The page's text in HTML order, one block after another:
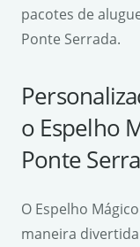
pacotes de
Ponte Serrada.
o Espelho
Ponte
O Espelho
maneira